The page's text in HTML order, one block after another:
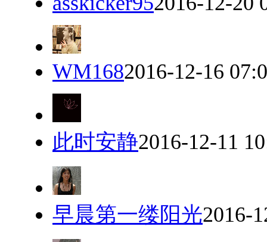
WM1682016-12-16
此时安静2016-12-11
早晨第一缕阳光2016-